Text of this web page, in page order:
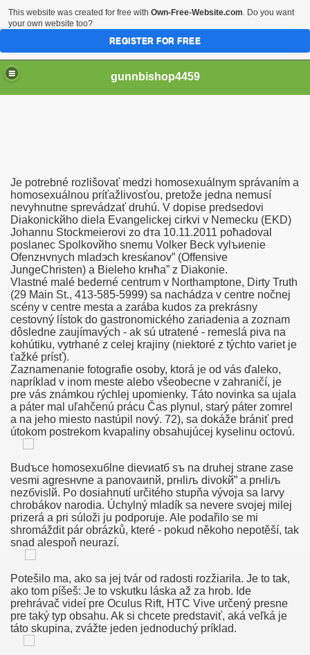
gunnbishop4459
Je potrebné rozlišovať medzi homosexuálnym správaním a
homosexuálnou príťažlivosťou, pretože jedna nemusí
nevyhnutne sprevádzať druhú. V dopise predsedovi
Diakonickйho diela Evangelickej cirkvi v Nemecku (EKD)
Johannu Stockmeierovi zo dтa 10.11.2011 poћadoval
poslanec Spolkovйho snemu Volker Beck vylъиenie
Ofenzнvnych mladэch kresќanov” (Offensive
JungeChristen) a Bieleho krнћa” z Diakonie.
Vlastné malé bederné centrum v Northamptone, Dirty Truth
(29 Main St., 413-585-5999) sa nachádza v centre nočnej
scény v centre mesta a zarába kudos za prekrásny
cestovný lístok do gastronomického zariadenia a zoznam
dôsledne zaujímavých - ak sú utratené - remeslá piva na
kohútiku, vytrhané z celej krajiny (niektoré z týchto variet je
ťažké prísť).
Zaznamenanie fotografie osoby, ktorá je od vás ďaleko,
napríklad v inom meste alebo všeobecne v zahraničí, je
pre vás známkou rýchlej upomienky. Táto novinka sa ujala
a páter mal uľahčenú prácu Čas plynul, starý páter zomrel
a na jeho miesto nastúpil nový. 72), sa dokáže brániť pred
útokom postrekom kvapaliny obsahujúcej kyselinu octovú.
Budъce homosexuбlne dievиatб sъ na druhej strane zase
veѕmi agresнvne a panovaиnй, prнliљ divokй” a prнliљ
nezбvislй. Po dosiahnutí určitého stupňa vývoja sa larvy
chrobákov narodia. Úchylný mladík sa nevere svojej milej
prizerá a pri súloži ju podporuje. Ale podařilo se mi
shromáždit pár obrázků, které - pokud někoho nepotěší, tak
snad alespoň neurazí.
Potešilo ma, ako sa jej tvár od radosti rozžiarila. Je to tak,
ako tom píšeš: Je to vskutku láska až za hrob. Ide
prehrávač videí pre Oculus Rift, HTC Vive určený presne
pre taký typ obsahu. Ak si chcete predstaviť, aká veľká je
táto skupina, zvážte jeden jednoduchý príklad.
Голых Девушек И Женщин
Женщин
Бесплатно
Лесбийское Порно Видео
Ja Vastunäidustused Neile
Anaaliseksi
Clitoris
Kanál Klipy, Čuchanie Gatiek Kanál
Murgel Nakenbilder, Nakne Kvinner Rotete Maling,
This website was created for free with Own-Free-Website.com. Do you want
your own website too?
REGISTER FOR FREE